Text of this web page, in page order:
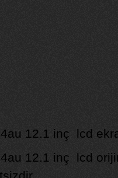
12.1 inç lcd
12.1 inç lcd